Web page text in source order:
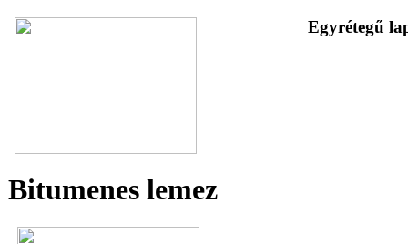
Egyrétegű
Bitumenes lemez